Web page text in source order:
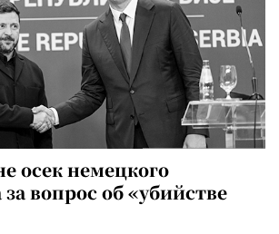
осек немецкого
вопрос об «убийстве